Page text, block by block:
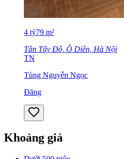
4 tỷ79 m²
Tân Tây Đô, Ô Diên, Hà Nội
TN
Tùng Nguyễn Ngọc
Đăng
Khoảng giá